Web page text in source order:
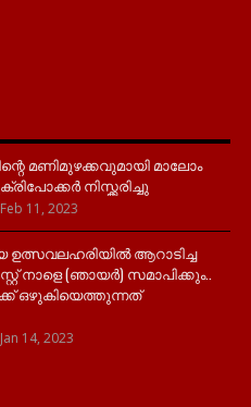
മണിമുഴക്കവുമായി മാലോം
നിസ്ക്കരിച്ചു
Feb 11, 2023
ആറാടിച്ച
നാളെ (ഞായർ) സമാപിക്കും..
ഒഴുകിയെത്തുന്നത്
Jan 14, 2023